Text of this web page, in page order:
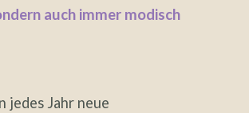
auch immer modisch
jedes Jahr neue